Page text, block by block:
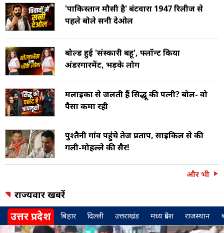
'पाकिस्तान मौसी है' बंटवारा 1947 रिलीज से
पहले बोले सनी देओल
बोल्ड हुई 'संस्कारी बहू', फ्लॉन्ट किया
अंडरगारमेंट, भड़के लोग
मलाइका से जलती हैं सिद्धू की पत्नी? बोलीं- वो
पैसा कमा रही
पुश्तैनी गांव पहुंचे तेज प्रताप, साइकिल से की
गली-मोहल्ले की सैर!
और भी
राज्यवार खबरें
उत्तर प्रदेश बिहार दिल्ली उत्तराखंड मध्य प्रदेश राजस्थान